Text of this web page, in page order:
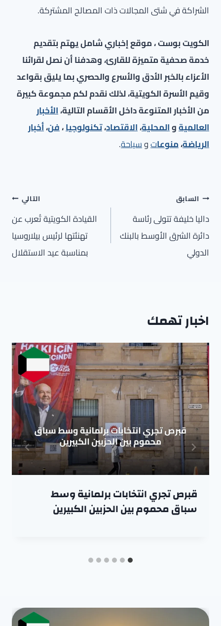
الشراكة في شتى المجالات ذات المصالح المشتركة.
الكويت بوست ، موقع إخباري شامل يهتم بتقديم
خدمة صحفية متميزة للقارئ، وهدفنا أن نصل لقرائنا
الأعزاء بالخبر الأدق والأسرع والحصري بما يليق بقواعد
وقيم الأسرة الكويتية، لذلك نقدم لكم مجموعة كبيرة
من الأخبار المتنوعة داخل الأقسام التالية،الأخبار
العالميةوالمحلية،الاقتصاد،تكنولوجيا،فن،أخبار
الرياضة،منوعاتوسياحة.
تصفّح
المقالات
السابق
داليا خليفة تتولى رئاسة
دائرة الشرق الأوسط بالبنك
الدولي
التالي
القيادة الكويتية تُعرب عن
تهنئتها لرئيس بيلاروسيا
بمناسبة عيد الاستقلال
اخبار تهمك
قبرص تجري انتخابات برلمانية وسط
سباق محموم بين الحزبين الكبيرين